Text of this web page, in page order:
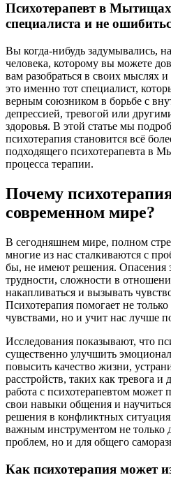
Психотерапевт в
специалиста и не
Вы когда-нибудь задумывались,
человека, которому вы можете
вам разобраться в своих мыслях
это именно тот специалист,
верным союзником в борьбе с
депрессией, тревогой или
здоровья. В этой статье мы
психотерапия становится всё
подходящего психотерапевта в
процесса терапии.
Почему
современном мире?
В сегодняшнем мире, полном
многие из нас сталкиваются с
бы, не имеют решения. Опасения
трудности, сложности в
накапливаться и вызывать
Психотерапия помогает не только
чувствами, но и учит нас лучше
Исследования показывают, что
существенно улучшить
повысить качество жизни,
расстройств, таких как тревога и
работа с психотерапевтом
свои навыки общения и
решения в конфликтных
важным инструментом не только
проблем, но и для общего
Как психотерапия может